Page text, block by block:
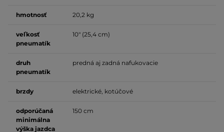
hmotnosť 20,2 kg
veľkosť
pneumatík
10" (25,4 cm)
druh
pneumatík
predná aj zadná nafukovacie
brzdy elektrické, kotúčové
odporúčaná
minimálna
výška jazdca
150 cm